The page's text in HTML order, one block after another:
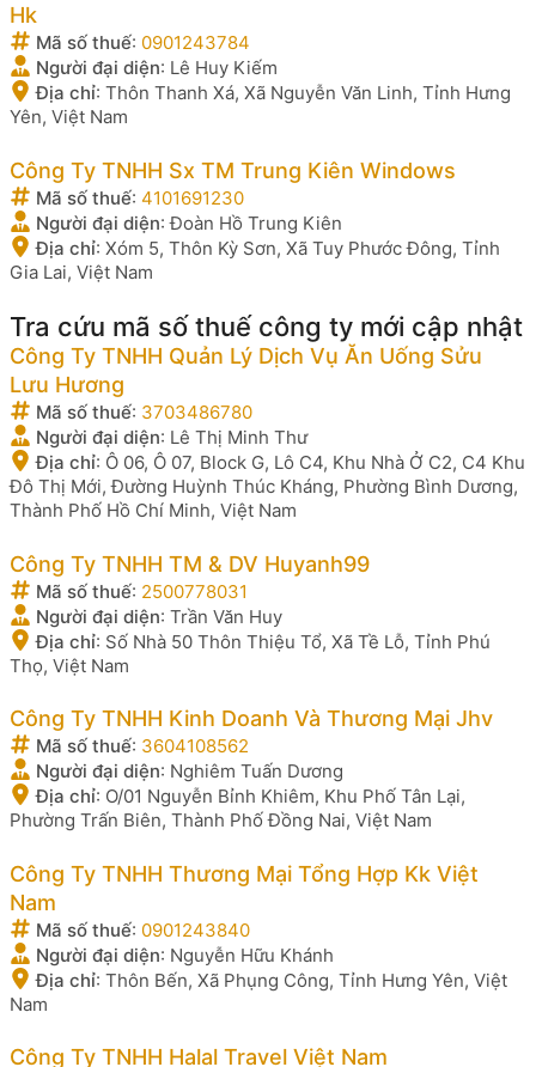
Hk
Mã số thuế: 0901243784
Người đại diện: Lê Huy Kiếm
Địa chỉ: Thôn Thanh Xá, Xã Nguyễn Văn Linh, Tỉnh Hưng
Yên, Việt Nam
Công Ty TNHH Sx TM Trung Kiên Windows
Mã số thuế: 4101691230
Người đại diện:Đoàn Hồ Trung Kiên
Địa chỉ: Xóm 5, Thôn Kỳ Sơn, Xã Tuy Phước Đông, Tỉnh
Gia Lai, Việt Nam
Tra cứu mã số thuế công ty mới cập nhật
Công Ty TNHH Quản Lý Dịch Vụ Ăn Uống Sửu
Lưu Hương
Mã số thuế: 3703486780
Người đại diện: Lê Thị Minh Thư
Địa chỉ: Ô 06, Ô 07, Block G, Lô C4, Khu Nhà Ở C2, C4 Khu
Đô Thị Mới, Đường Huỳnh Thúc Kháng, Phường Bình Dương,
Thành Phố Hồ Chí Minh, Việt Nam
Công Ty TNHH TM & DV Huyanh99
Mã số thuế: 2500778031
Người đại diện: Trần Văn Huy
Địa chỉ: Số Nhà 50 Thôn Thiệu Tổ, Xã Tề Lỗ, Tỉnh Phú
Thọ, Việt Nam
Công Ty TNHH Kinh Doanh Và Thương Mại Jhv
Mã số thuế: 3604108562
Người đại diện: Nghiêm Tuấn Dương
Địa chỉ: O/01 Nguyễn Bỉnh Khiêm, Khu Phố Tân Lại,
Phường Trấn Biên, Thành Phố Đồng Nai, Việt Nam
Công Ty TNHH Thương Mại Tổng Hợp Kk Việt
Nam
Mã số thuế: 0901243840
Người đại diện: Nguyễn Hữu Khánh
Địa chỉ: Thôn Bến, Xã Phụng Công, Tỉnh Hưng Yên, Việt
Nam
Công Ty TNHH Halal Travel Việt Nam